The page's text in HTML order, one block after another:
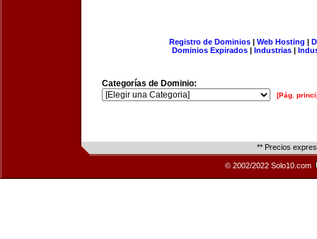
Registro de Dominios| Web Hosting |
Dominios Expirados | Industrias |
Categorías de Dominio:
[Pág.
** Precios
© 2002/2022 Solo10.com